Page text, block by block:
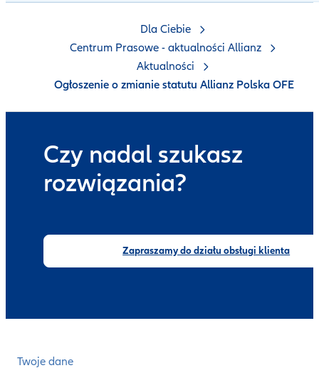
Czy nadal szukasz
rozwiązania?
Zapraszamy do działu obsługi klienta
Twoje dane
Dla Ciebie
Centrum Prasowe - aktualności Allianz
Aktualności
Ogłoszenie o zmianie statutu Allianz Polska OFE